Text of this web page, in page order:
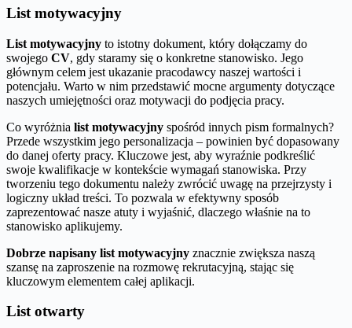
List motywacyjny
List motywacyjny to istotny dokument, który dołączamy do
swojego CV, gdy staramy się o konkretne stanowisko. Jego
głównym celem jest ukazanie pracodawcy naszej wartości i
potencjału. Warto w nim przedstawić mocne argumenty dotyczące
naszych umiejętności oraz motywacji do podjęcia pracy.
Co wyróżnia list motywacyjny spośród innych pism formalnych?
Przede wszystkim jego personalizacja – powinien być dopasowany
do danej oferty pracy. Kluczowe jest, aby wyraźnie podkreślić
swoje kwalifikacje w kontekście wymagań stanowiska. Przy
tworzeniu tego dokumentu należy zwrócić uwagę na przejrzysty i
logiczny układ treści. To pozwala w efektywny sposób
zaprezentować nasze atuty i wyjaśnić, dlaczego właśnie na to
stanowisko aplikujemy.
Dobrze napisany list motywacyjny znacznie zwiększa naszą
szansę na zaproszenie na rozmowę rekrutacyjną, stając się
kluczowym elementem całej aplikacji.
List otwarty